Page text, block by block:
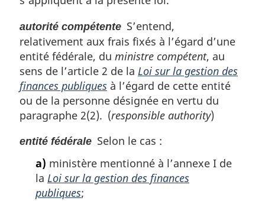
a
e
:
a
r
g
i
n
a
l
e
autorité compétente S’entend,
relativement aux frais fixés à l’égard d’une
entité fédérale, du ministre compétent, au
sens de l’article 2 de la Loi sur la gestion des
finances publiques à l’égard de cette entité
ou de la personne désignée en vertu du
paragraphe 2(2). (responsible authority)
entité fédérale Selon le cas :
a) ministère mentionné à l’annexe I de
la Loi sur la gestion des finances
publiques;